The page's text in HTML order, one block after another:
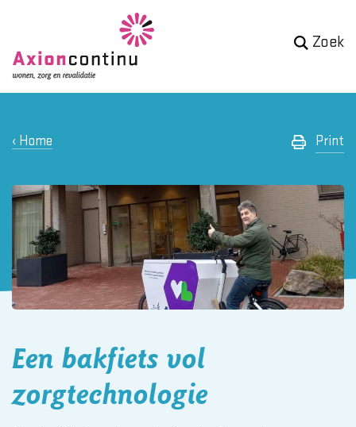
Zoek
Home Print
Een bakfiets vol
zorgtechnologie